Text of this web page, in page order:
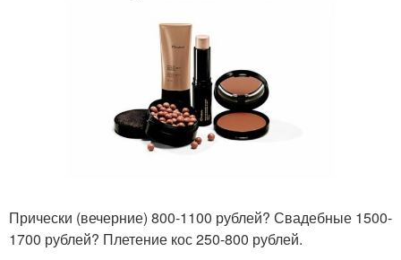
Прически (вечерние) 800-1100 рублей? Свадебные 1500-
1700 рублей? Плетение кос 250-800 рублей.